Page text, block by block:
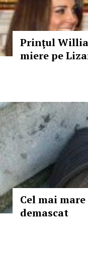
Prinţul
miere pe
Cel mai
demascat